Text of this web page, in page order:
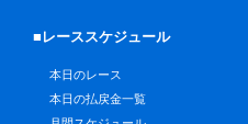
■レーススケジュール
本日のレース
本日の払戻金一覧